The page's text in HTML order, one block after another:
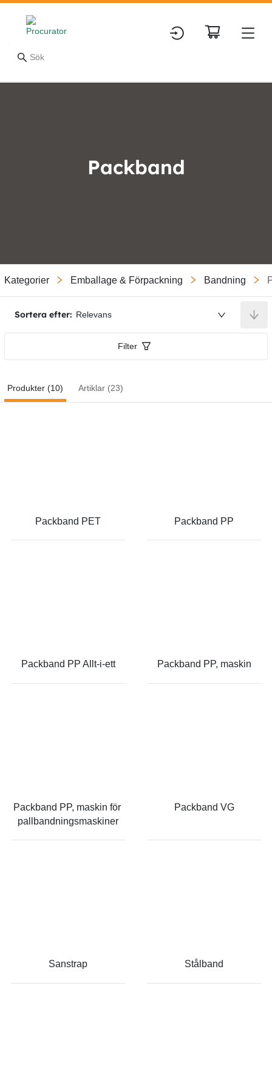
Packband
Kategorier Emballage & Förpackning Bandning
Sortera efter: Relevans
Filter
Produkter (10) Artiklar (23)
Packband PET Packband PP
Packband PP Allt-i-ett Packband PP, maskin
Packband PP, maskin för
pallbandningsmaskiner
Packband VG
Sanstrap Stålband